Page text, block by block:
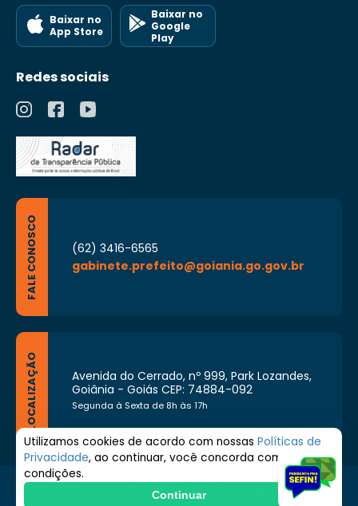
Baixar no
App Store
Baixar no
Google
Play
Redes sociais
FALE CONOSCO
(62) 3416-6565
gabinete.prefeito@goiania.go.gov.br
LOCALIZAÇÃO
Avenida do Cerrado, nº 999, Park Lozandes,
Goiânia - Goiás CEP: 74884-092
Segunda à Sexta de 8h às 17h
© 2026 Prefeitura de Goiânia. Todos os direitos
reservados.
Utilizamos cookies de acordo com nossas Políticas de
Privacidade, ao continuar, você concorda com estas
condições.
Continuar